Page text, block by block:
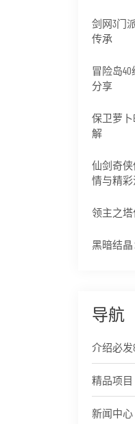
剑网3门
传承
冒险岛
分享
保卫萝卜
解
仙剑奇
情与精
领主之
黑暗结
导航
介绍必发
精品项目
新闻中心